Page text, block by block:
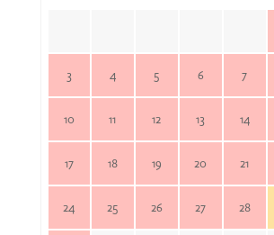
3 4 5 6 7
10 11 12 13 14
17 18 19 20 21
24 25 26 27 28